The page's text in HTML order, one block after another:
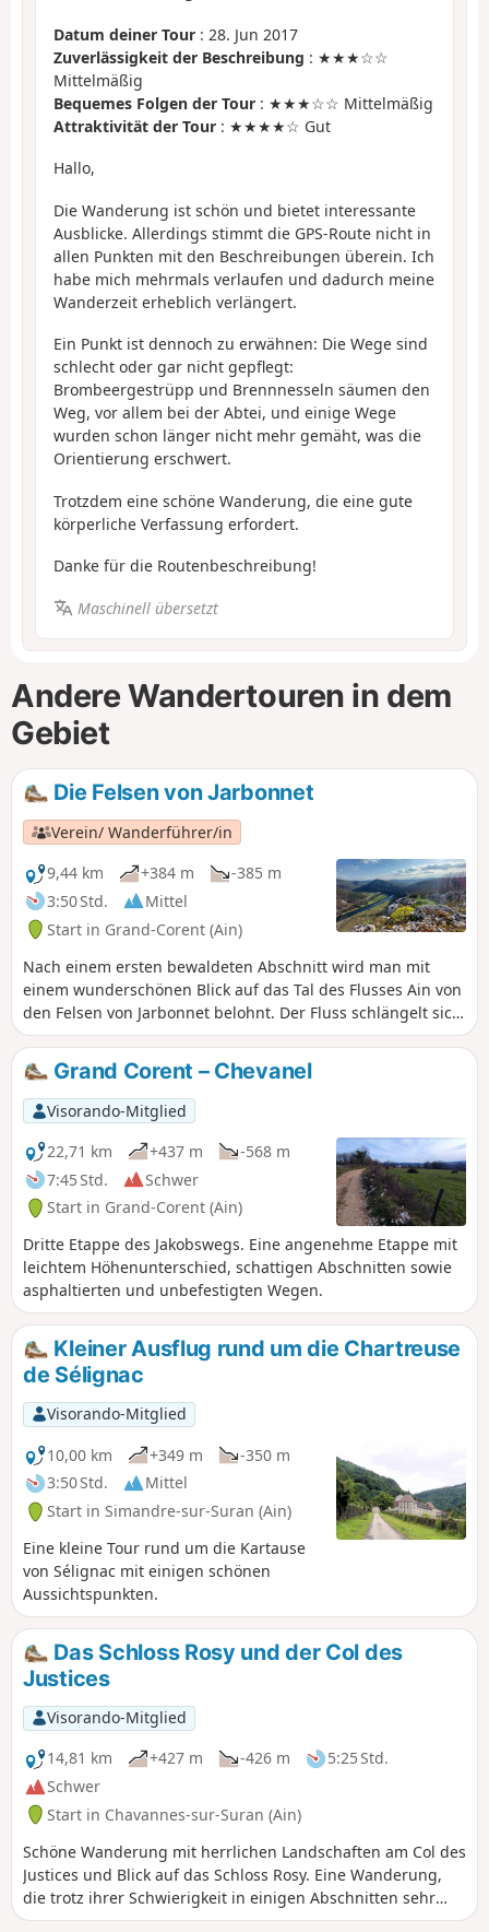
Datum deiner Tour : 28. Jun 2017
Zuverlässigkeit der Beschreibung : ★★★☆☆
Mittelmäßig
Bequemes Folgen der Tour : ★★★☆☆ Mittelmäßig
Attraktivität der Tour : ★★★★☆ Gut
Hallo,
Die Wanderung ist schön und bietet interessante
Ausblicke. Allerdings stimmt die GPS-Route nicht in
allen Punkten mit den Beschreibungen überein. Ich
habe mich mehrmals verlaufen und dadurch meine
Wanderzeit erheblich verlängert.
Ein Punkt ist dennoch zu erwähnen: Die Wege sind
schlecht oder gar nicht gepflegt:
Brombeergestrüpp und Brennnesseln säumen den
Weg, vor allem bei der Abtei, und einige Wege
wurden schon länger nicht mehr gemäht, was die
Orientierung erschwert.
Trotzdem eine schöne Wanderung, die eine gute
körperliche Verfassung erfordert.
Danke für die Routenbeschreibung!
Maschinell übersetzt
Andere Wandertouren in dem
Gebiet
Die Felsen von Jarbonnet
Verein/ Wanderführer/in
9,44 km
+384 m
-385 m
3:50 Std.
Mittel
Start in Grand-Corent (Ain)
Nach einem ersten bewaldeten Abschnitt wird man mit
einem wunderschönen Blick auf das Tal des Flusses Ain von
den Felsen von Jarbonnet belohnt. Der Fluss schlängelt sich
zu unseren Füßen durch sein Bett. Der Gipfel ist wenig
besucht und vor allem bei Kletterern bekannt, die die
Routen an der Felswand nutzen.
Grand Corent – Chevanel
Visorando-Mitglied
22,71 km
+437 m
-568 m
7:45 Std.
Schwer
Start in Grand-Corent (Ain)
Dritte Etappe des Jakobswegs. Eine angenehme Etappe mit
leichtem Höhenunterschied, schattigen Abschnitten sowie
asphaltierten und unbefestigten Wegen.
Kleiner Ausflug rund um die Chartreuse
de Sélignac
Visorando-Mitglied
10,00 km
+349 m
-350 m
3:50 Std.
Mittel
Start in Simandre-sur-Suran (Ain)
Eine kleine Tour rund um die Kartause
von Sélignac mit einigen schönen
Aussichtspunkten.
Das Schloss Rosy und der Col des
Justices
Visorando-Mitglied
14,81 km
+427 m -426 m
5:25 Std.
Schwer
Start in Chavannes-sur-Suran (Ain)
Schöne Wanderung mit herrlichen Landschaften am Col des
Justices und Blick auf das Schloss Rosy. Eine Wanderung,
die trotz ihrer Schwierigkeit in einigen Abschnitten sehr
reizvoll ist.